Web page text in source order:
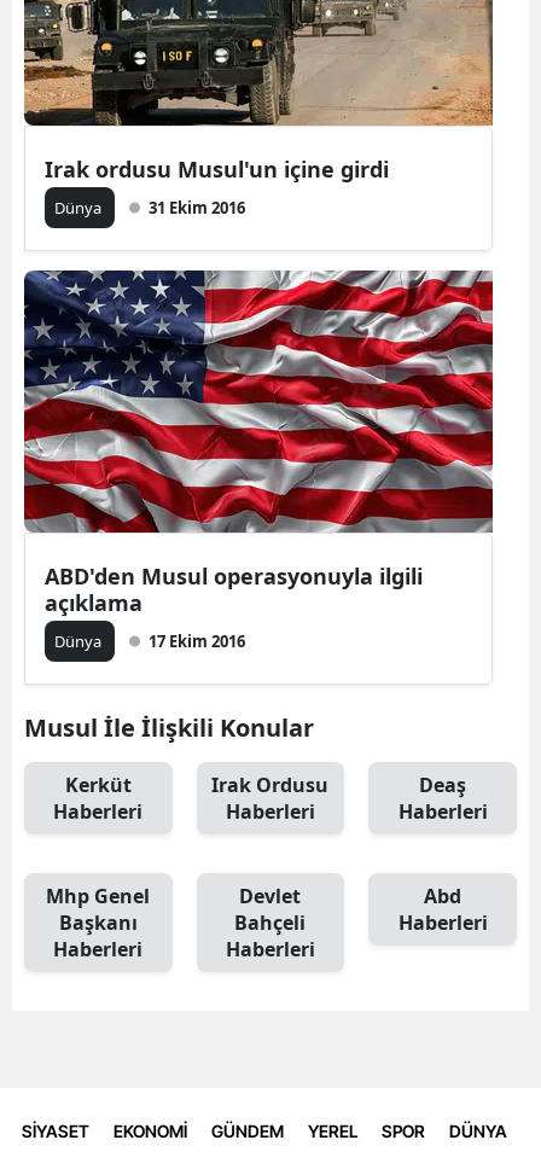
Irak ordusu Musul'un içine girdi
Dünya 31 Ekim 2016
ABD'den Musul operasyonuyla ilgili
açıklama
Dünya 17 Ekim 2016
Musul İle İlişkili Konular
Kerküt
Haberleri
Irak Ordusu
Haberleri
Deaş
Haberleri
Mhp Genel
Başkanı
Haberleri
Devlet
Bahçeli
Haberleri
Abd
Haberleri
SİYASET EKONOMİ GÜNDEM YEREL SPOR DÜNYA